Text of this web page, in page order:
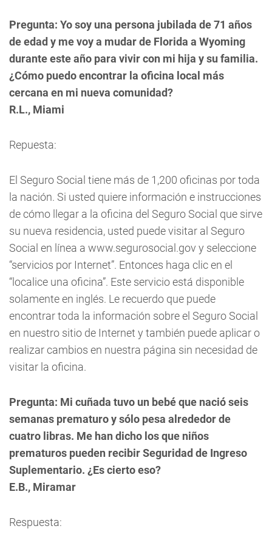
Pregunta: Yo soy una persona jubilada de 71 años
de edad y me voy a mudar de Florida a Wyoming
durante este año para vivir con mi hija y su familia.
¿Cómo puedo encontrar la oficina local más
cercana en mi nueva comunidad?
R.L., Miami
Repuesta:
El Seguro Social tiene más de 1,200 oficinas por toda
la nación. Si usted quiere información e instrucciones
de cómo llegar a la oficina del Seguro Social que sirve
su nueva residencia, usted puede visitar al Seguro
Social en línea a www.segurosocial.gov y seleccione
“servicios por Internet”. Entonces haga clic en el
“localice una oficina”. Este servicio está disponible
solamente en inglés. Le recuerdo que puede
encontrar toda la información sobre el Seguro Social
en nuestro sitio de Internet y también puede aplicar o
realizar cambios en nuestra página sin necesidad de
visitar la oficina.
Pregunta: Mi cuñada tuvo un bebé que nació seis
semanas prematuro y sólo pesa alrededor de
cuatro libras. Me han dicho los que niños
prematuros pueden recibir Seguridad de Ingreso
Suplementario. ¿Es cierto eso?
E.B., Miramar
Respuesta: